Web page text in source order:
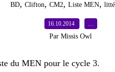
BD, Clifton, CM2, Liste MEN,
16.10.2014
Par Missis Owl
du MEN pour le cycle 3.